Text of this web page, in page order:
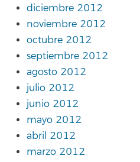
diciembre 2012
noviembre 2012
octubre 2012
septiembre 2012
agosto 2012
julio 2012
junio 2012
mayo 2012
abril 2012
marzo 2012